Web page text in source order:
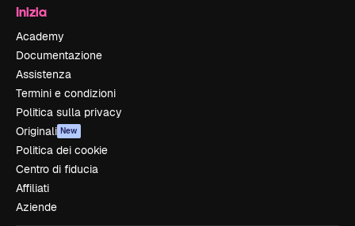
Inizia
Academy
Documentazione
Assistenza
Termini e condizioni
Politica sulla privacy
Originali New
Politica dei cookie
Centro di fiducia
Affiliati
Aziende